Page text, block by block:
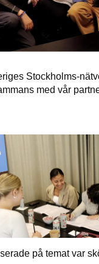
Stockholms-
med vår
på temat var